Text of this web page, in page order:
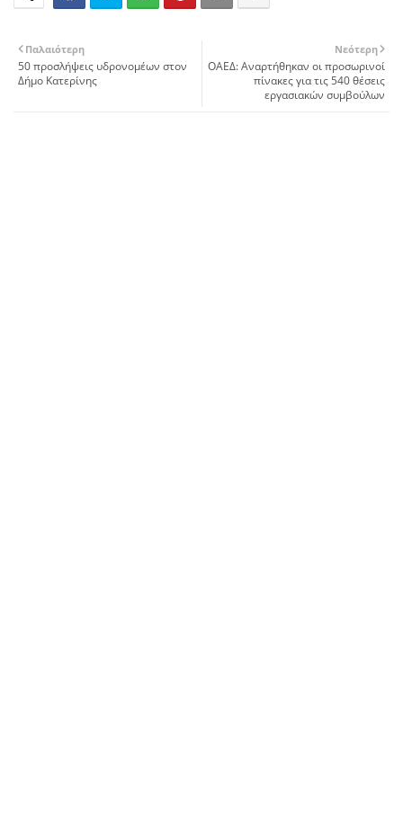
Νεότερη
ΟΑΕΔ: Αναρτήθηκαν οι προσωρινοί
πίνακες για τις 540 θέσεις
εργασιακών συμβούλων
Παλαιότερη
50 προσλήψεις υδρονομέων στον
Δήμο Κατερίνης